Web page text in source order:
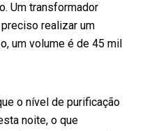
Um transformador
realizar um
um volume é de 45 mil
o nível de purificação
noite, o que